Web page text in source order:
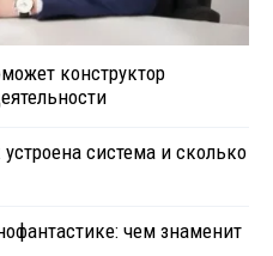
конструктор
система и сколько
чем знаменит